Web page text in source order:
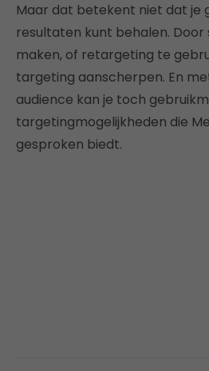
Maar dat betekent niet dat je
resultaten kunt behalen. Door
maken, of retargeting te
targeting aanscherpen. En
audience kan je toch
targetingmogelijkheden die
gesproken biedt.